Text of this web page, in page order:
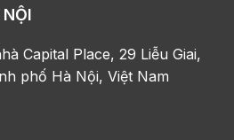
Capital Place, 29 Liễu Giai,
phố Hà Nội, Việt Nam